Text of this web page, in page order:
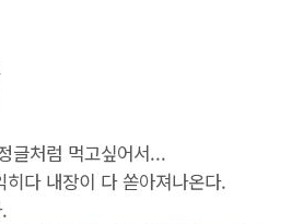
글처럼 먹고싶어서...
다 내장이 다 쏟아져나온다.